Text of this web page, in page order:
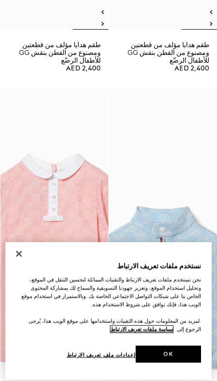
طقم هدايا مؤلف من قطعتين
ومصنوع من القطن بنقش GG
للأطفال الرضّع
AED 2,400
طقم هدايا مؤلف من قطعتين
ومصنوع من القطن بنقش GG
للأطفال الرضّع
AED 2,400
نستخدم ملفات تعريف الارتباط
نحن نستخدم ملفات تعريف الارتباط والتقنيات المماثلة لتحسين التنقل في الموقع،
وتحليل استخدام الموقع، وتعزيز جهودنا التسويقية والسماح لك بمشاركة المحتوى
الخاص بنا على شبكات التواصل الاجتماعي الخاصة بك. وبالاستمرار في استخدام موقع
الويب هذا، فإنك توافق على شروط الاستخدام هذه.
.لمزيد من المعلومات حول هذه التقنيات واستخدامها على موقع الويب هذا، يُرجى
الرجوع إلى سياسة ملفات تعريف الارتباط
إعدادات ملف تعريف الارتباط OK